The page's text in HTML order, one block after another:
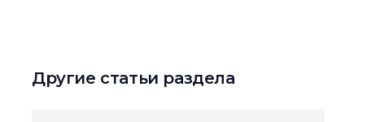
Другие статьи раздела